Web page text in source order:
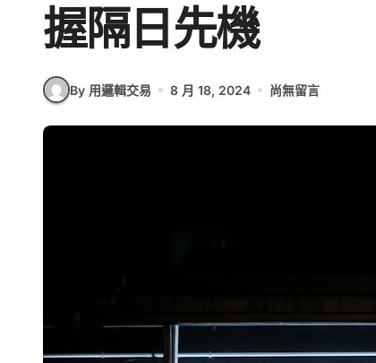
握隔日先機
By 用邏輯交易 8 月 18, 2024 尚無留言